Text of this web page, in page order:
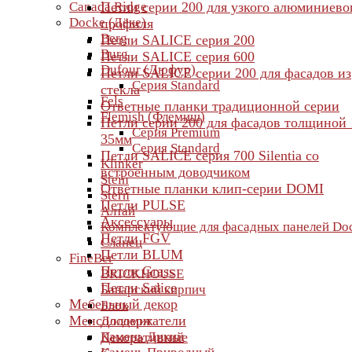
Canada Ridge
Docke (Дёке)
Berg
Burg
Dufour (Дюфур)
Серия Standard
Fels
Flemish (Флемиш)
Серия Premium
Серия Standard
Klinker
Stein
Stern
Алтай
Комплектующие для фасадных панелей
Сланец
FineBer
BRICKHOUSE
Баварский кирпич
Блок
Доломит
Камень Дикий
Петли серии 200 для узкого
профиля
Петли SALICE серия 200
Петли SALICE серия 600
Петли SALICE серии 200 для фасадов из
стекла
Ответные планки традиционной серии
Петли серии 200 для фасадов толщиной
35мм
Петли SALICE серия 700 Silentia со
встроенным доводчиком
Ответные планки клип-серии DOMI
Петли PULSE
Аксессуары
Петли FGV
Петли BLUM
Петли Grass
Петли Salice
Мебельный декор
Менсолодержатели
Декоративные